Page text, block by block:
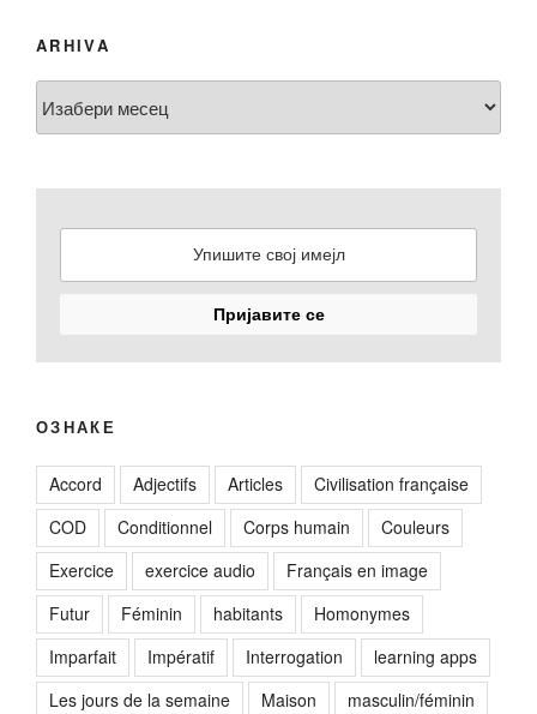
ARHIVA
ОЗНАКЕ
Accord Adjectifs Articles
Civilisation française
COD
Conditionnel Corps humain
Couleurs
Exercice
exercice audio
Français en image
Futur
Féminin habitants
Homonymes
Imparfait
Impératif Interrogation
learning apps
Les jours de la semaine
Maison
masculin/féminin